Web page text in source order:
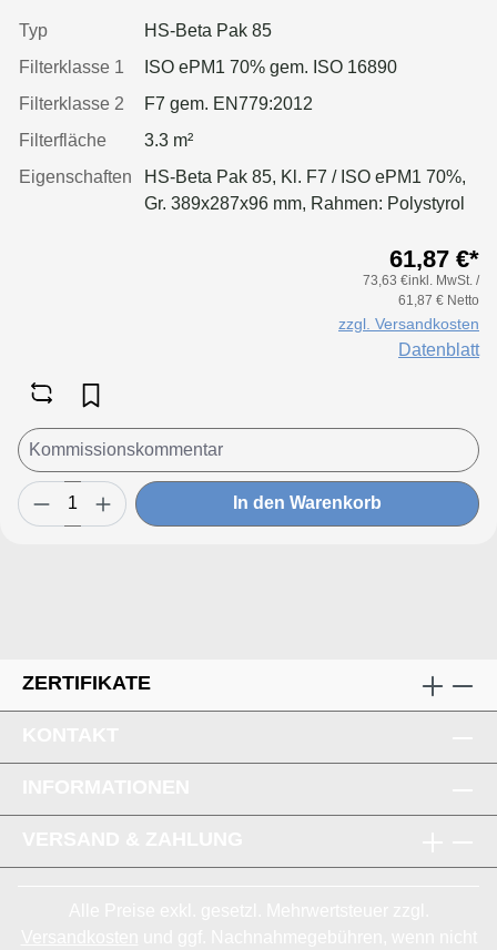
Typ
HS-Beta Pak 85
Filterklasse 1
ISO ePM1 70% gem. ISO 16890
Filterklasse 2
F7 gem. EN779:2012
Filterfläche
3.3 m²
Eigenschaften
HS-Beta Pak 85, Kl. F7 / ISO ePM1 70%,
Gr. 389x287x96 mm, Rahmen: Polystyrol
61,87 €*
73,63 €inkl. MwSt. /
61,87 € Netto
zzgl. Versandkosten
Datenblatt
In den Warenkorb
ZERTIFIKATE